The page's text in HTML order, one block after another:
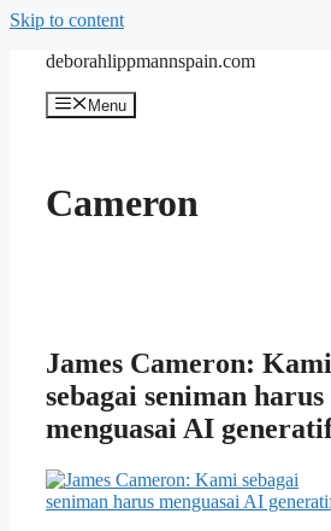
Skip to content
deborahlippmannspain.com
Menu
Cameron
James Cameron: Kami
sebagai seniman harus
menguasai AI